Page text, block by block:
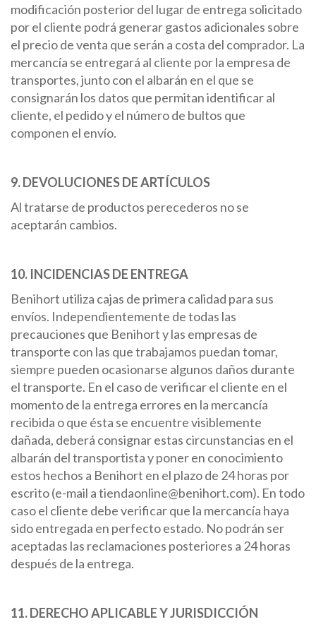
modificación posterior del lugar de entrega solicitado
por el cliente podrá generar gastos adicionales sobre
el precio de venta que serán a costa del comprador. La
mercancía se entregará al cliente por la empresa de
transportes, junto con el albarán en el que se
consignarán los datos que permitan identificar al
cliente, el pedido y el número de bultos que
componen el envío.
9. DEVOLUCIONES DE ARTÍCULOS
Al tratarse de productos perecederos no se
aceptarán cambios.
10. INCIDENCIAS DE ENTREGA
Benihort utiliza cajas de primera calidad para sus
envíos. Independientemente de todas las
precauciones que Benihort y las empresas de
transporte con las que trabajamos puedan tomar,
siempre pueden ocasionarse algunos daños durante
el transporte. En el caso de verificar el cliente en el
momento de la entrega errores en la mercancía
recibida o que ésta se encuentre visiblemente
dañada, deberá consignar estas circunstancias en el
albarán del transportista y poner en conocimiento
estos hechos a Benihort en el plazo de 24 horas por
escrito (e-mail a tiendaonline@benihort.com). En todo
caso el cliente debe verificar que la mercancía haya
sido entregada en perfecto estado. No podrán ser
aceptadas las reclamaciones posteriores a 24 horas
después de la entrega.
11. DERECHO APLICABLE Y JURISDICCIÓN